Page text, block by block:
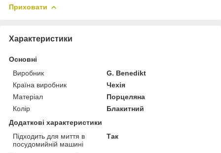
Приховати
Характеристики
Основні
Виробник
G. Benedikt
Країна виробник
Чехія
Матеріал
Порцеляна
Колір
Блакитний
Додаткові характеристики
Підходить для миття в
посудомийній машині
Так